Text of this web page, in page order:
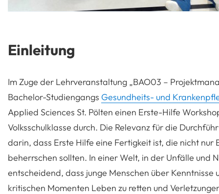
Einleitung
Im Zuge der Lehrveranstaltung „BAO03 –
Bachelor-Studiengangs Gesundheits- und
Applied Sciences St. Pölten einen Erste-Hilfe
Volksschulklasse durch. Die Relevanz für die
darin, dass Erste Hilfe eine Fertigkeit ist, die nicht
beherrschen sollten. In einer Welt, in der Unfälle und
entscheidend, dass junge Menschen über Kenntnisse
kritischen Momenten Leben zu retten und